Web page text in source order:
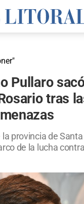
Pullaro
tras
la provincia de
de la lucha